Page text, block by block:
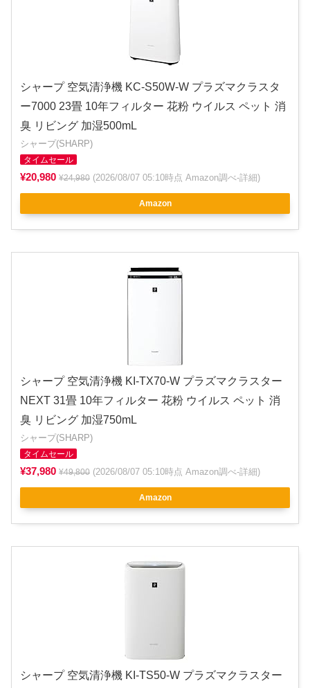
シャープ 空気清浄機 KC-S50W-W プラズマクラスタ
ー7000 23畳 10年フィルター 花粉 ウイルス ペット 消
臭 リビング 加湿500mL
シャープ(SHARP)
タイムセール
¥20,980 ¥24,980 (2026/08/07 05:10時点 Amazon調べ-詳細)
Amazon
シャープ 空気清浄機 KI-TX70-W プラズマクラスター
NEXT 31畳 10年フィルター 花粉 ウイルス ペット 消
臭 リビング 加湿750mL
シャープ(SHARP)
タイムセール
¥37,980 ¥49,800 (2026/08/07 05:10時点 Amazon調べ-詳細)
Amazon
シャープ 空気清浄機 KI-TS50-W プラズマクラスター